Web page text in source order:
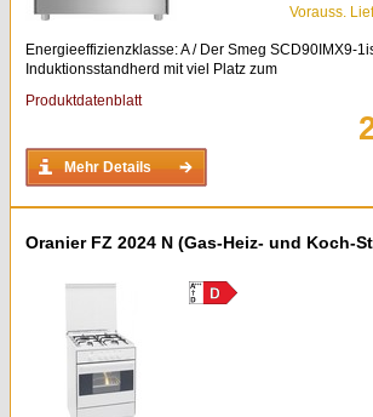
Vorauss.
Energieeffizienzklasse: A / Der Smeg SCD90IMX9-
Induktionsstandherd mit viel Platz zum
Produktdatenblatt
Mehr Details
Oranier FZ 2024 N (Gas-Heiz- und Koch-